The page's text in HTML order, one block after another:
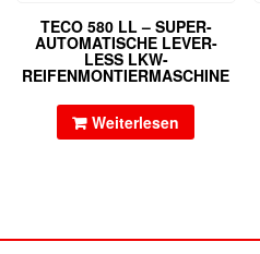
TECO 580 LL – SUPER-
AUTOMATISCHE LEVER-
LESS LKW-
REIFENMONTIERMASCHINE
Weiterlesen